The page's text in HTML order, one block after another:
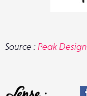
Source :Peak Design